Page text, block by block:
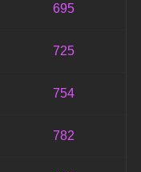
695
725
754
782